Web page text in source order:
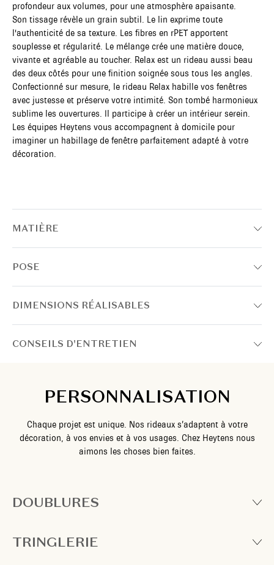
profondeur aux volumes, pour une atmosphère apaisante.
Son tissage révèle un grain subtil. Le lin exprime toute
l'authenticité de sa texture. Les fibres en rPET apportent
souplesse et régularité. Le mélange crée une matière douce,
vivante et agréable au toucher. Relax est un rideau aussi beau
des deux côtés pour une finition soignée sous tous les angles.
Confectionné sur mesure, le rideau Relax habille vos fenêtres
avec justesse et préserve votre intimité. Son tombé harmonieux
sublime les ouvertures. Il participe à créer un intérieur serein.
Les équipes Heytens vous accompagnent à domicile pour
imaginer un habillage de fenêtre parfaitement adapté à votre
décoration.
MATIÈRE
POSE
DIMENSIONS RÉALISABLES
CONSEILS D'ENTRETIEN
PERSONNALISATION
Chaque projet est unique. Nos rideaux s’adaptent à votre
décoration, à vos envies et à vos usages. Chez Heytens nous
aimons les choses bien faites.
DOUBLURES
TRINGLERIE